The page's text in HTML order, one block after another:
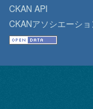
CKAN API
CKANアソシエーショ